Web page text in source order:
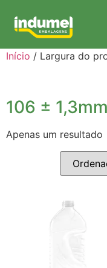
Início / Largura do
106 ± 1,3mm
Apenas um resultado